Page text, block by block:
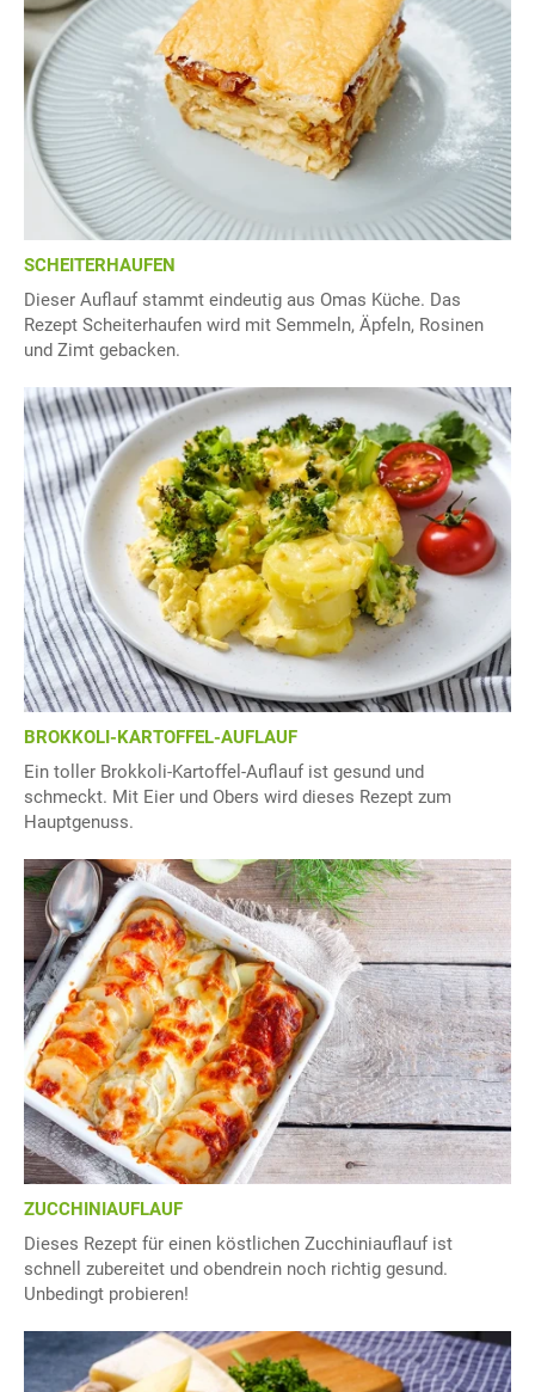
SCHEITERHAUFEN
Dieser Auflauf stammt eindeutig aus Omas Küche. Das
Rezept Scheiterhaufen wird mit Semmeln, Äpfeln, Rosinen
und Zimt gebacken.
BROKKOLI-KARTOFFEL-AUFLAUF
Ein toller Brokkoli-Kartoffel-Auflauf ist gesund und
schmeckt. Mit Eier und Obers wird dieses Rezept zum
Hauptgenuss.
ZUCCHINIAUFLAUF
Dieses Rezept für einen köstlichen Zucchiniauflauf ist
schnell zubereitet und obendrein noch richtig gesund.
Unbedingt probieren!